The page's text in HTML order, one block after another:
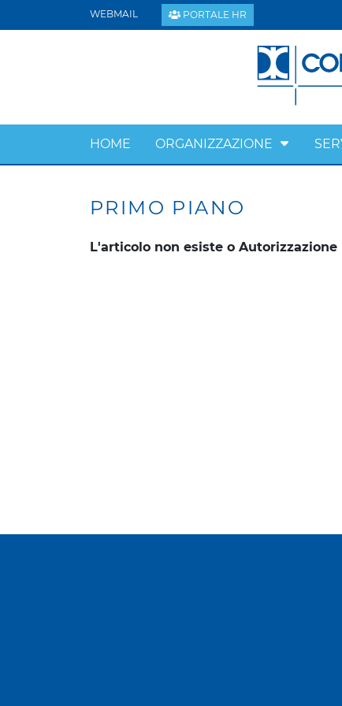
WEBMAIL PORTALE HR
HOME ORGANIZZAZIONE
PRIMO PIANO
L'articolo non esiste o Autorizzazione